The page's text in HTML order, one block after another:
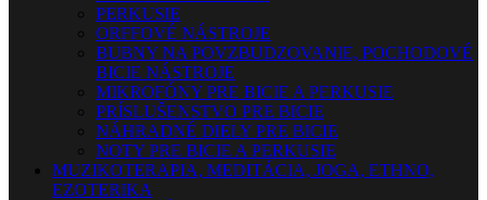
PERKUSIE
ORFFOVÉ NÁSTROJE
BUBNY NA POVZBUDZOVANIE, POCHODOVÉ
BICIE NÁSTROJE
MIKROFÓNY PRE BICIE A PERKUSIE
PRÍSLUŠENSTVO PRE BICIE
NÁHRADNÉ DIELY PRE BICIE
NOTY PRE BICIE A PERKUSIE
MUZIKOTERAPIA, MEDITÁCIA, JOGA, ETHNO,
EZOTERIKA